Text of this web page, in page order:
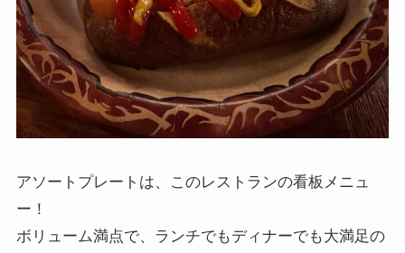
アソートプレートは、このレストランの看板メニュ
ー！
ボリューム満点で、ランチでもディナーでも大満足の